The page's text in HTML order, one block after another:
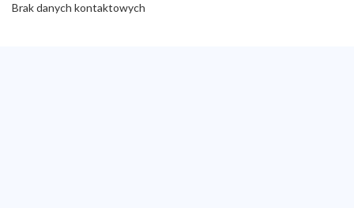
Brak danych kontaktowych